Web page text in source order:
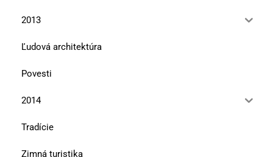
2013
Ľudová architektúra
Povesti
2014
Tradície
Zimná turistika